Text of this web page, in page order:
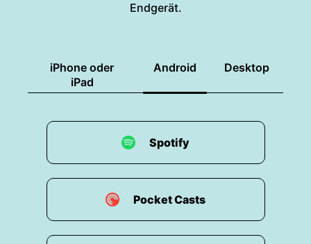
Endgerät.
iPhone oder
iPad
Android Desktop
Spotify
Pocket Casts